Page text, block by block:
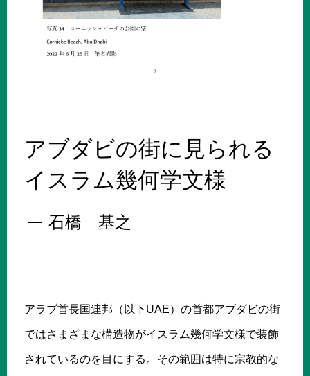
アブダビの街に見られる
イスラム幾何学文様
石橋 基之
アラブ首長国連邦（以下UAE）の首都アブダビの街
ではさまざまな構造物がイスラム幾何学文様で装飾
されているのを目にする。その範囲は特に宗教的な